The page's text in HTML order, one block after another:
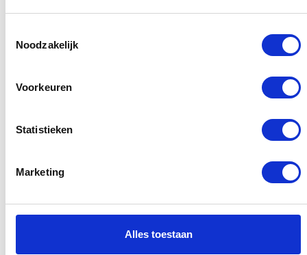
Noodzakelijk
Voorkeuren
Statistieken
Marketing
Alles toestaan